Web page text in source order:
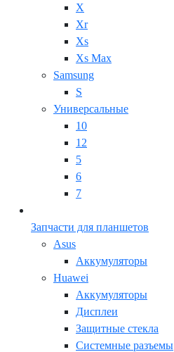
X
Xr
Xs
Xs Max
Samsung
S
Универсальные
10
12
5
6
7
Запчасти для планшетов
Asus
Аккумуляторы
Huawei
Аккумуляторы
Дисплеи
Защитные стекла
Системные разъемы